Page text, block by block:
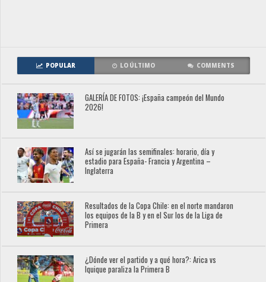
POPULAR LO ÚLTIMO COMMENTS
GALERÍA DE FOTOS: ¡España campeón del Mundo
2026!
Así se jugarán las semifinales: horario, día y
estadio para España- Francia y Argentina –
Inglaterra
Resultados de la Copa Chile: en el norte mandaron
los equipos de la B y en el Sur los de la Liga de
Primera
¿Dónde ver el partido y a qué hora?: Arica vs
Iquique paraliza la Primera B